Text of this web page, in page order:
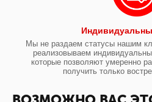
Мы не раздаем статусы нашим
реализовываем
которые позволяют умеренно
получить только